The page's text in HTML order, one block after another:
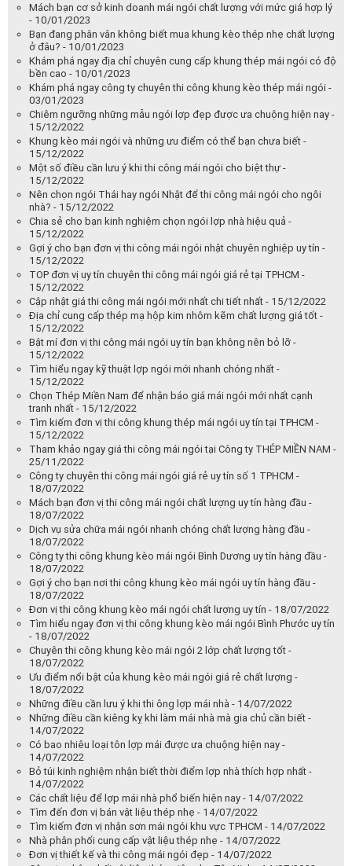
Mách bạn cơ sở kinh doanh mái ngói chất lượng với mức giá hợp lý
- 10/01/2023
Bạn đang phân vân không biết mua khung kèo thép nhẹ chất lượng
ở đâu? - 10/01/2023
Khám phá ngay địa chỉ chuyên cung cấp khung thép mái ngói có độ
bền cao - 10/01/2023
Khám phá ngay công ty chuyên thi công khung kèo thép mái ngói -
03/01/2023
Chiêm ngưỡng những mẫu ngói lợp đẹp được ưa chuộng hiện nay -
15/12/2022
Khung kèo mái ngói và những ưu điểm có thể bạn chưa biết -
15/12/2022
Một số điều cần lưu ý khi thi công mái ngói cho biệt thự -
15/12/2022
Nên chọn ngói Thái hay ngói Nhật để thi công mái ngói cho ngôi
nhà? - 15/12/2022
Chia sẻ cho bạn kinh nghiệm chọn ngói lợp nhà hiệu quả -
15/12/2022
Gợi ý cho bạn đơn vị thi công mái ngói nhật chuyên nghiệp uy tín -
15/12/2022
TOP đơn vị uy tín chuyên thi công mái ngói giá rẻ tại TPHCM -
15/12/2022
Cập nhật giá thi công mái ngói mới nhất chi tiết nhất - 15/12/2022
Địa chỉ cung cấp thép mạ hộp kim nhôm kẽm chất lượng giá tốt -
15/12/2022
Bật mí đơn vị thi công mái ngói uy tín bạn không nên bỏ lỡ -
15/12/2022
Tìm hiểu ngay kỹ thuật lợp ngói mới nhanh chóng nhất -
15/12/2022
Chọn Thép Miền Nam để nhận báo giá mái ngói mới nhất cạnh
tranh nhất - 15/12/2022
Tìm kiếm đơn vị thi công khung thép mái ngói uy tín tại TPHCM -
15/12/2022
Tham khảo ngay giá thi công mái ngói tại Công ty THÉP MIỀN NAM -
25/11/2022
Công ty chuyên thi công mái ngói giá rẻ uy tín số 1 TPHCM -
18/07/2022
Mách bạn đơn vị thi công mái ngói chất lượng uy tín hàng đầu -
18/07/2022
Dịch vụ sửa chữa mái ngói nhanh chóng chất lượng hàng đầu -
18/07/2022
Công ty thi công khung kèo mái ngói Bình Dương uy tín hàng đầu -
18/07/2022
Gợi ý cho bạn nơi thi công khung kèo mái ngói uy tín hàng đầu -
18/07/2022
Đơn vị thi công khung kèo mái ngói chất lượng uy tín - 18/07/2022
Tìm hiểu ngay đơn vị thi công khung kèo mái ngói Bình Phước uy tín
- 18/07/2022
Chuyên thi công khung kèo mái ngói 2 lớp chất lượng tốt -
18/07/2022
Ưu điểm nổi bật của khung kèo mái ngói giá rẻ chất lượng -
18/07/2022
Những điều cần lưu ý khi thi ông lợp mái nhà - 14/07/2022
Những điều cần kiêng kỵ khi làm mái nhà mà gia chủ cần biết -
14/07/2022
Có bao nhiêu loại tôn lợp mái được ưa chuộng hiện nay -
14/07/2022
Bỏ túi kinh nghiệm nhận biết thời điểm lợp nhà thích hợp nhất -
14/07/2022
Các chất liệu để lợp mái nhà phổ biến hiện nay - 14/07/2022
Tìm đến đơn vị bán vật liệu thép nhẹ - 14/07/2022
Tìm kiếm đơn vị nhận sơn mái ngói khu vực TPHCM - 14/07/2022
Nhà phân phối cung cấp vật liệu thép nhẹ - 14/07/2022
Đơn vị thiết kế và thi công mái ngói đẹp - 14/07/2022